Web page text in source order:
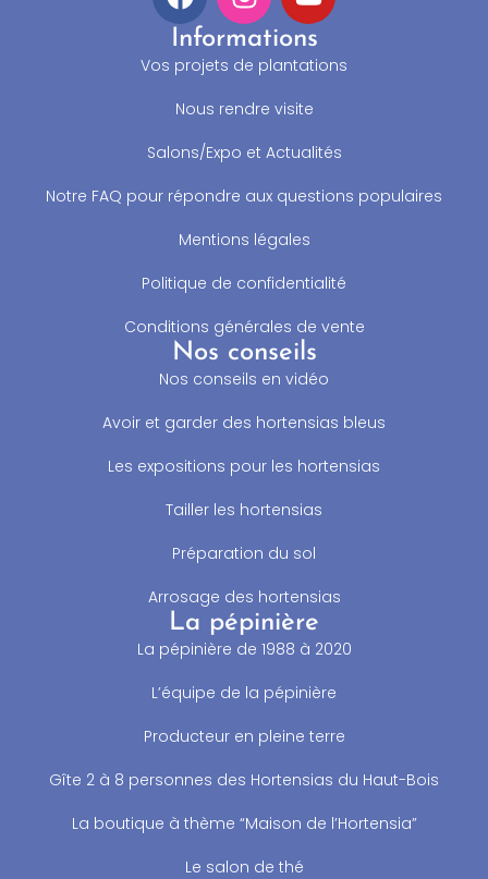
Informations
Vos projets de plantations
Nous rendre visite
Salons/Expo et Actualités
Notre FAQ pour répondre aux questions populaires
Mentions légales
Politique de confidentialité
Conditions générales de vente
Nos conseils
Nos conseils en vidéo
Avoir et garder des hortensias bleus
Les expositions pour les hortensias
Tailler les hortensias
Préparation du sol
Arrosage des hortensias
La pépinière
La pépinière de 1988 à 2020
L’équipe de la pépinière
Producteur en pleine terre
Gîte 2 à 8 personnes des Hortensias du Haut-Bois
La boutique à thème “Maison de l’Hortensia”
Le salon de thé